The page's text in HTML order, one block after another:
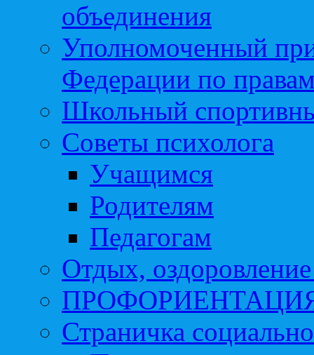
объединения
Уполномоченный
Федерации по
Школьный
Советы психолога
Учащимся
Родителям
Педагогам
Отдых, оздоровление
Страничка